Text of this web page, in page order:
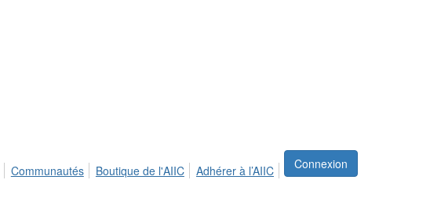
Connexion
Communautés Boutique de l'AIIC Adhérer à l’AIIC